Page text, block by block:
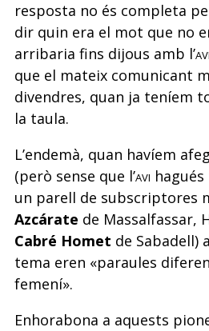
resposta no és completa
dir quin era el mot que no
arribaria fins dijous amb l’avi
que el mateix comunicant
divendres, quan ja teníem
la taula.
L’endemà, quan havíem
(però sense que l’avi
un parell de subscriptores
Azcárate de Massalfassar,
Cabré Homet de Sabadell)
tema eren «paraules
femení».
Enhorabona a aquests